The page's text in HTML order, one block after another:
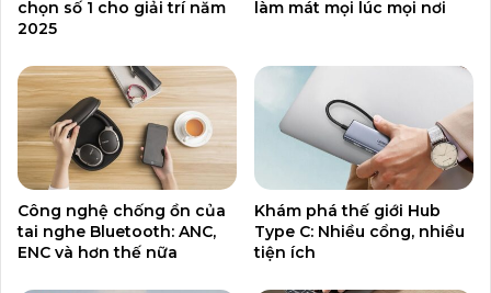
chọn số 1 cho giải trí năm
2025
làm mát mọi lúc mọi nơi
Công nghệ chống ồn của
tai nghe Bluetooth: ANC,
ENC và hơn thế nữa
Khám phá thế giới Hub
Type C: Nhiều cổng, nhiều
tiện ích